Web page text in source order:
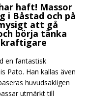
haft! Massor
i Båstad och på
att gå
börja tänka
en fantastisk
Pato. Han kallas även
huvudsakligen
utmärkt till